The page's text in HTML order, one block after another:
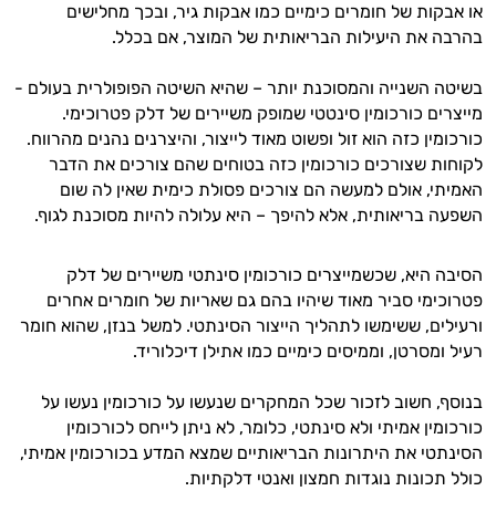
או אבקות של חומרים כימיים כמו אבקות גיר, ובכך מחלישים
בהרבה את היעילות הבריאותית של המוצר, אם בכלל.
בשיטה השנייה והמסוכנת יותר – שהיא השיטה הפופולרית בעולם -
מייצרים כורכומין סינטטי שמופק משיירים של דלק פטרוכימי.
כורכומין כזה הוא זול ופשוט מאוד לייצור, והיצרנים נהנים מהרווח.
לקוחות שצורכים כורכומין כזה בטוחים שהם צורכים את הדבר
האמיתי, אולם למעשה הם צורכים פסולת כימית שאין לה שום
השפעה בריאותית, אלא להיפך – היא עלולה להיות מסוכנת לגוף.
הסיבה היא, שכשמייצרים כורכומין סינתטי משיירים של דלק
פטרוכימי סביר מאוד שיהיו בהם גם שאריות של חומרים אחרים
ורעילים, ששימשו לתהליך הייצור הסינתטי. למשל בנזן, שהוא חומר
רעיל ומסרטן, וממיסים כימיים כמו אתילן דיכלוריד.
בנוסף, חשוב לזכור שכל המחקרים שנעשו על כורכומין נעשו על
כורכומין אמיתי ולא סינתטי, כלומר, לא ניתן לייחס לכורכומין
הסינתטי את היתרונות הבריאותיים שמצא המדע בכורכומין אמיתי,
כולל תכונות נוגדות חמצון ואנטי דלקתיות.
היי,
אני יועץ הבריאות האישי AI של טבע בריא.
התשובות שלי מבוססות על מאגרי מידע קליניים